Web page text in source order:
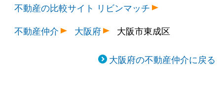
不動産の比較サイト リビンマッチ
不動産仲介
大阪府 大阪市東成区
大阪府の不動産仲介に戻る